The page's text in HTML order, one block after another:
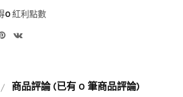
0紅利點數
商品評論 (已有 0 筆商品評論)